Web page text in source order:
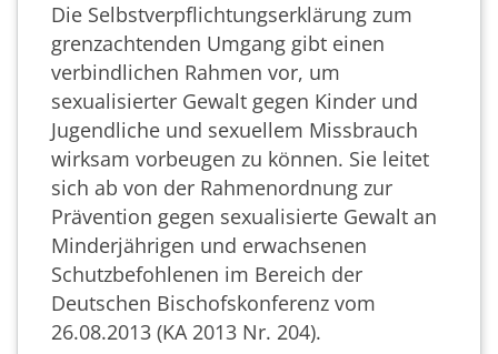
Die Selbstverpflichtungserklärung zum
grenzachtenden Umgang gibt einen
verbindlichen Rahmen vor, um
sexualisierter Gewalt gegen Kinder und
Jugendliche und sexuellem Missbrauch
wirksam vorbeugen zu können. Sie leitet
sich ab von der Rahmenordnung zur
Prävention gegen sexualisierte Gewalt an
Minderjährigen und erwachsenen
Schutzbefohlenen im Bereich der
Deutschen Bischofskonferenz vom
26.08.2013 (KA 2013 Nr. 204).